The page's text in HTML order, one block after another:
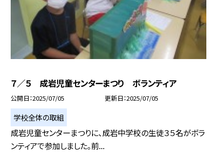
７／５ 成岩児童センターまつり ボランティア
公開日 2025/07/05 更新日 2025/07/05
学校全体の取組
成岩児童センターまつりに、成岩中学校の生徒３５名がボラ
ンティアで参加しました。前...